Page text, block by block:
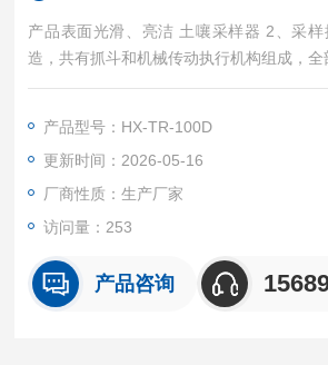
产品表面光滑、亮洁 土嚷采样器 2、采样抓斗采用合金材料制
造，共有抓斗和机械传动执行机构组成，全
（1）采样污泥量：1－5L（可根据客户
（2）采样深度：20-30米（特殊情况可以
深度）
（3）采泥器尺寸：3L:250*125*440mm
5L:305*150*480mm
产品型号：HX-TR-100D
更新时间：2026-05-16
厂商性质：生产厂家
访问量：253
产品咨询